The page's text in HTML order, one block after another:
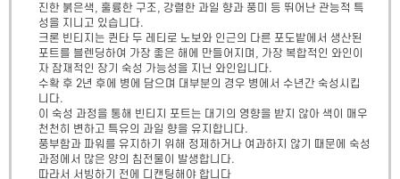
진한 붉은색, 훌륭한 구조, 강렬한 과일 향과 풍미 등 뛰어난 관능적 특
성을 지니고 있습니다.
크론 빈티지는 퀸타 두 레티로 노보와 인근의 다른 포도밭에서 생산된
포트를 블렌딩하여 가장 좋은 해에 만들어지며, 가장 복합적인 와인이
자 잠재적인 장기 숙성 가능성을 지닌 와인입니다.
수확 후 2년 후에 병에 담으며 대부분의 경우 병에서 수년간 숙성시킵
니다.
이 숙성 과정을 통해 빈티지 포트는 대기의 영향을 받지 않아 색이 매우
천천히 변하고 특유의 과일 향을 유지합니다.
풍부함과 파워를 유지하기 위해 정제하거나 여과하지 않기 때문에 숙성
과정에서 많은 양의 침전물이 발생합니다.
따라서 서빙하기 전에 디캔팅해야 합니다